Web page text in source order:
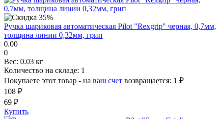
Ручка шариковая автоматическая Pilot "Rexgrip" черная, 0,7мм,
толщина линии 0,32мм, грип
0.00
0
Вес: 0.03 кг
Количество на складе: 1
Покупаете этот товар - на ваш счет возвращается: 1 ₽
108 ₽
69 ₽
Купить